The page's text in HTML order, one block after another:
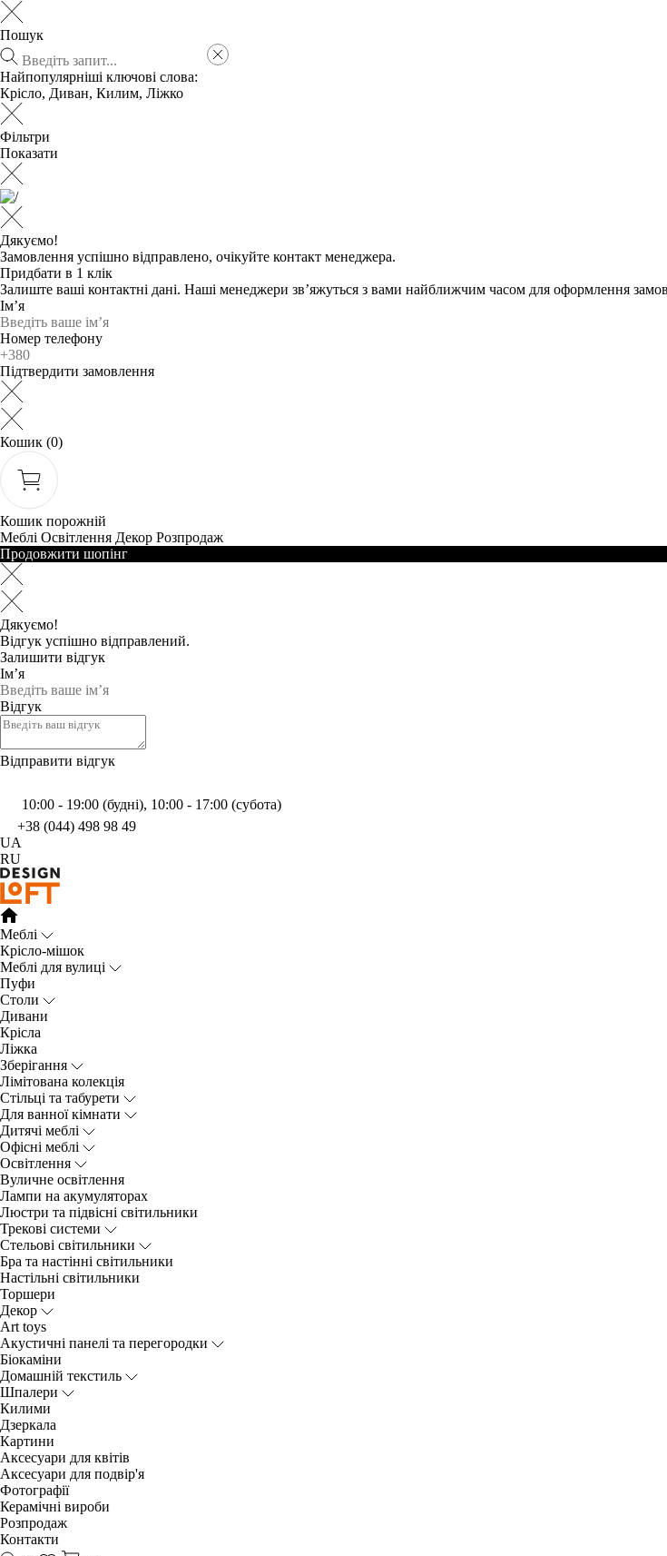
Пошук
Найпопулярніші ключові слова:
Крісло, Диван, Килим, Ліжко
Фільтри
Показати
Дякуємо!
Замовлення успішно відправлено, очікуйте контакт менеджера.
Придбати в 1 клік
Залиште ваші контактні дані. Наші менеджери зв’яжуться з вами найближчим часом для оформлення
Ім’я
Номер телефону
Підтвердити замовлення
Кошик (0)
Кошик порожній
Меблі Освітлення Декор Розпродаж
Продовжити шопінг
Дякуємо!
Відгук успішно відправлений.
Залишити відгук
Ім’я
Відгук
Відправити відгук
10:00 - 19:00 (будні), 10:00 - 17:00 (субота)
+38 (044) 498 98 49
UA
RU
Меблі
Крісло-мішок
Меблі для вулиці
Пуфи
Столи
Дивани
Крісла
Ліжка
Зберігання
Лімітована колекція
Стільці та табурети
Для ванної кімнати
Дитячі меблі
Офісні меблі
Освітлення
Вуличне освітлення
Лампи на акумуляторах
Люстри та підвісні світильники
Трекові системи
Cтельові світильники
Бра та настінні світильники
Настільні світильники
Торшери
Декор
Art toys
Акустичні панелі та перегородки
Біокаміни
Домашній текстиль
Шпалери
Килими
Дзеркала
Картини
Аксесуари для квітів
Аксесуари для подвір'я
Фотографії
Керамічні вироби
Розпродаж
Контакти